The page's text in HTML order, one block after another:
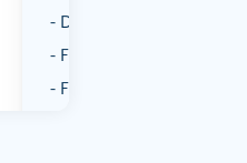
Dansen
Fietsen
Film